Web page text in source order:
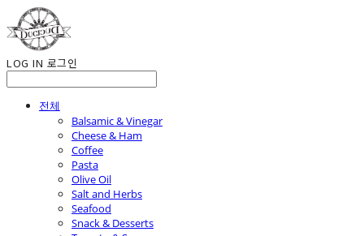
LOG IN 로그인
전체
Balsamic & Vinegar
Cheese & Ham
Coffee
Pasta
Olive Oil
Salt and Herbs
Seafood
Snack & Desserts